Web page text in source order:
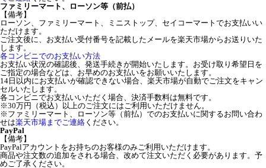
ファミリーマート、ローソン等（前払）
【備考】
ローソン、ファミリーマート、ミニストップ、セイコーマートでお支払いい
ただけます。
ご注文後に、お支払い受付番号を記載したメールを楽天市場からお送りいた
します。
各コンビニでのお支払い方法
お支払い状況の確認後、発送手続きが開始いたします。お受け取り希望日を
ご指定の場合などは、お早めのお支払いをお願いいたします。
14日以内にお支払いが確認できない場合、楽天市場が自動でご注文をキャン
セルいたします。
各コンビニでお支払いいただく場合、決済手数料は無料です。
※30万円（税込）以上のご注文にはご利用いただけません。
※ファミリーマート、ローソン等（前払）でのお支払いに関するお問い合わ
せは楽天市場までご連絡 ください。
PayPal
【備考】
PayPalアカウントをお持ちのお客様のみご利用いただけます。
商品や注文数の追加をされる場合、改めて注文いただく必要があります。予
めご了承ください。